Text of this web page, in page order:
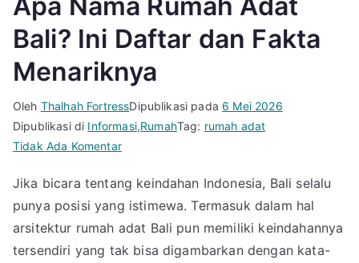
Bali? Ini Daftar dan Fakta
Menariknya
Oleh Thalhah FortressDipublikasi pada 6 Mei 2026
Dipublikasi di Informasi,RumahTag: rumah adat
Tidak Ada Komentarpada
Nama
Rumah
Adat
Bali?
Jika bicara tentang keindahan Indonesia, Bali selalu
punya posisi yang istimewa. Termasuk dalam hal
arsitektur rumah adat Bali pun memiliki keindahannya
tersendiri yang tak bisa digambarkan dengan kata-